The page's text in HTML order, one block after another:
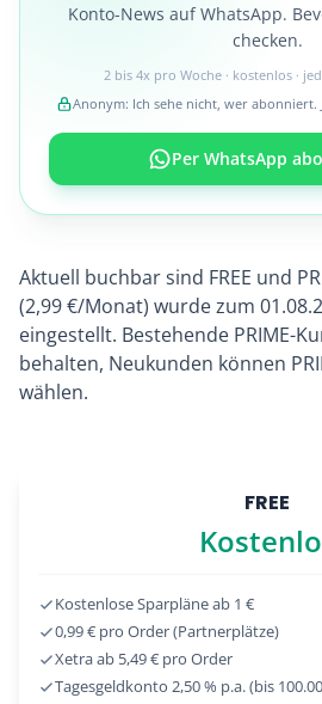
Konto-News auf WhatsApp.
checken.
2 bis 4x pro Woche · kostenlos ·
Anonym: Ich sehe nicht, wer abonniert.
Per WhatsApp
Aktuell buchbar sind FREE und
(2,99 €/Monat) wurde zum
eingestellt. Bestehende PRIME-
behalten, Neukunden können
wählen.
FREE
Kostenlose Sparpläne ab 1 €
0,99 € pro Order (Partnerplätze)
Xetra ab 5,49 € pro Order
Tagesgeldkonto 2,50 % p.a. (bis